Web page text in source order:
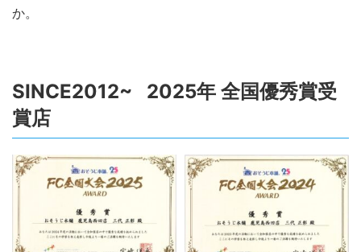
か。
SINCE2012~ 2025年 全国優秀賞受
賞店